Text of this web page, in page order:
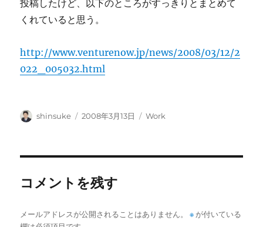
投稿したけど、以下のところがすっきりとまとめて
くれていると思う。
http://www.venturenow.jp/news/2008/03/12/2
022_005032.html
投
shinsuke
投
2008年3月13日
カ
Work
コメントを残す
メールアドレスが公開されることはありません。 ※が付いている